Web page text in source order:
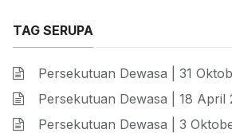
TAG SERUPA
Persekutuan Dewasa | 31
Persekutuan Dewasa | 18 April
Persekutuan Dewasa | 3